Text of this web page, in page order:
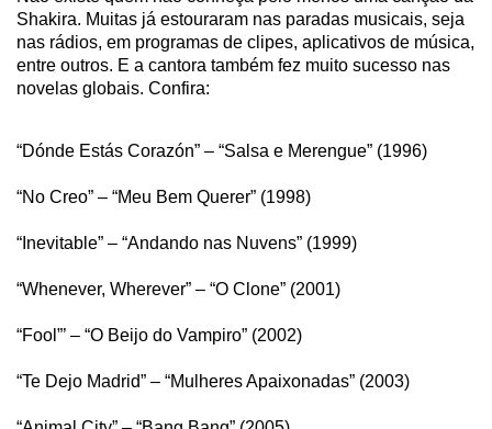
Shakira. Muitas já estouraram nas paradas musicais, seja
nas rádios, em programas de clipes, aplicativos de música,
entre outros. E a cantora também fez muito sucesso nas
novelas globais. Confira:
“Dónde Estás Corazón” – “Salsa e Merengue” (1996)
“No Creo” – “Meu Bem Querer” (1998)
“Inevitable” – “Andando nas Nuvens” (1999)
“Whenever, Wherever” – “O Clone” (2001)
“Fool”’ – “O Beijo do Vampiro” (2002)
“Te Dejo Madrid” – “Mulheres Apaixonadas” (2003)